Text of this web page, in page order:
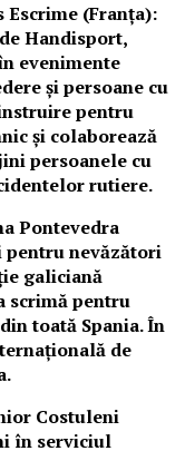
(Franța):
Handisport,
evenimente
și persoane cu
pentru
și colaborează
persoanele cu
rutiere.
Pontevedra
pentru nevăzători
galiciană
scrimă pentru
toată Spania. În
de
Costuleni
în serviciul